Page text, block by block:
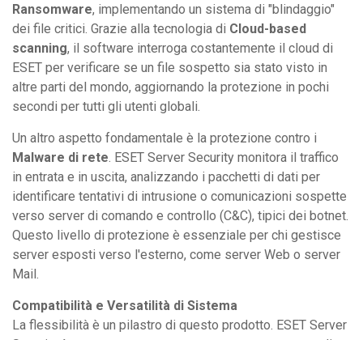
Ransomware, implementando un sistema di "blindaggio"
dei file critici. Grazie alla tecnologia di Cloud-based
scanning, il software interroga costantemente il cloud di
ESET per verificare se un file sospetto sia stato visto in
altre parti del mondo, aggiornando la protezione in pochi
secondi per tutti gli utenti globali.
Un altro aspetto fondamentale è la protezione contro i
Malware di rete. ESET Server Security monitora il traffico
in entrata e in uscita, analizzando i pacchetti di dati per
identificare tentativi di intrusione o comunicazioni sospette
verso server di comando e controllo (C&C), tipici dei botnet.
Questo livello di protezione è essenziale per chi gestisce
server esposti verso l'esterno, come server Web o server
Mail.
Compatibilità e Versatilità di Sistema
La flessibilità è un pilastro di questo prodotto. ESET Server